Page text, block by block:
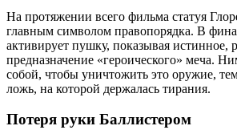
На протяжении всего фильма статуя
главным символом правопорядка. В
активирует пушку, показывая истинное,
предназначение «героического» меча.
собой, чтобы уничтожить это оружие,
ложь, на которой держалась тирания.
Потеря руки Баллистером